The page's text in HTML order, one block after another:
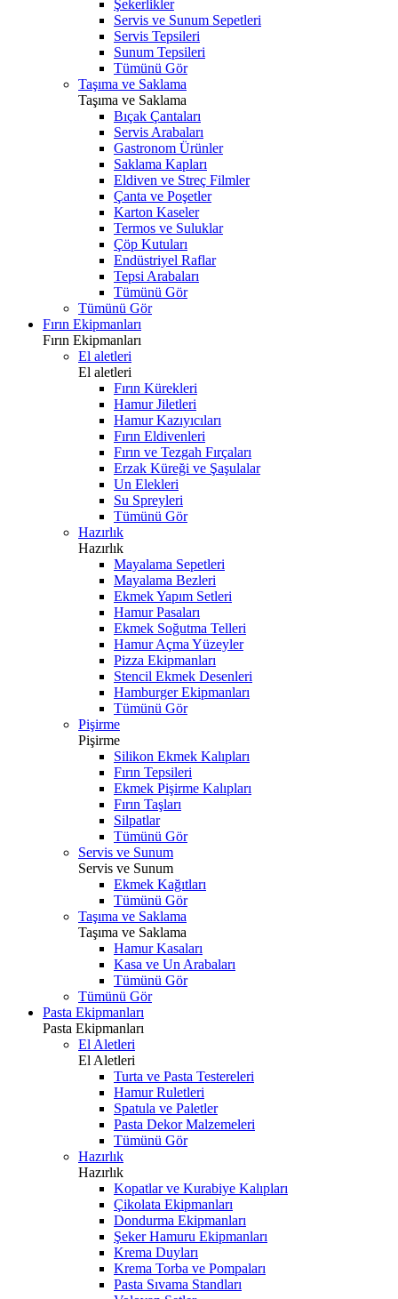
Şekerlikler
Servis ve Sunum Sepetleri
Servis Tepsileri
Sunum Tepsileri
Tümünü Gör
Taşıma ve Saklama
Taşıma ve Saklama
Bıçak Çantaları
Servis Arabaları
Gastronom Ürünler
Saklama Kapları
Eldiven ve Streç Filmler
Çanta ve Poşetler
Karton Kaseler
Termos ve Suluklar
Çöp Kutuları
Endüstriyel Raflar
Tepsi Arabaları
Tümünü Gör
Tümünü Gör
Fırın Ekipmanları
Fırın Ekipmanları
El aletleri
El aletleri
Fırın Kürekleri
Hamur Jiletleri
Hamur Kazıyıcıları
Fırın Eldivenleri
Fırın ve Tezgah Fırçaları
Erzak Küreği ve Şaşulalar
Un Elekleri
Su Spreyleri
Tümünü Gör
Hazırlık
Hazırlık
Mayalama Sepetleri
Mayalama Bezleri
Ekmek Yapım Setleri
Hamur Pasaları
Ekmek Soğutma Telleri
Hamur Açma Yüzeyler
Pizza Ekipmanları
Stencil Ekmek Desenleri
Hamburger Ekipmanları
Tümünü Gör
Pişirme
Pişirme
Silikon Ekmek Kalıpları
Fırın Tepsileri
Ekmek Pişirme Kalıpları
Fırın Taşları
Silpatlar
Tümünü Gör
Servis ve Sunum
Servis ve Sunum
Ekmek Kağıtları
Tümünü Gör
Taşıma ve Saklama
Taşıma ve Saklama
Hamur Kasaları
Kasa ve Un Arabaları
Tümünü Gör
Tümünü Gör
Pasta Ekipmanları
Pasta Ekipmanları
El Aletleri
El Aletleri
Turta ve Pasta Testereleri
Hamur Ruletleri
Spatula ve Paletler
Pasta Dekor Malzemeleri
Tümünü Gör
Hazırlık
Hazırlık
Kopatlar ve Kurabiye Kalıpları
Çikolata Ekipmanları
Dondurma Ekipmanları
Şeker Hamuru Ekipmanları
Krema Duyları
Krema Torba ve Pompaları
Pasta Sıvama Standları